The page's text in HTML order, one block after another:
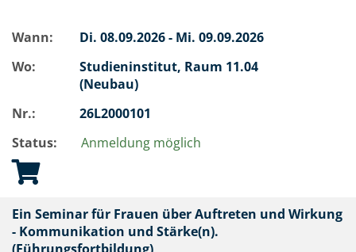
Wann: Di. 08.09.2026 - Mi. 09.09.2026
Wo:
Studieninstitut, Raum 11.04
(Neubau)
Nr.:
26L2000101
Status:
Anmeldung möglich
Ein Seminar für Frauen über Auftreten und Wirkung
- Kommunikation und Stärke(n).